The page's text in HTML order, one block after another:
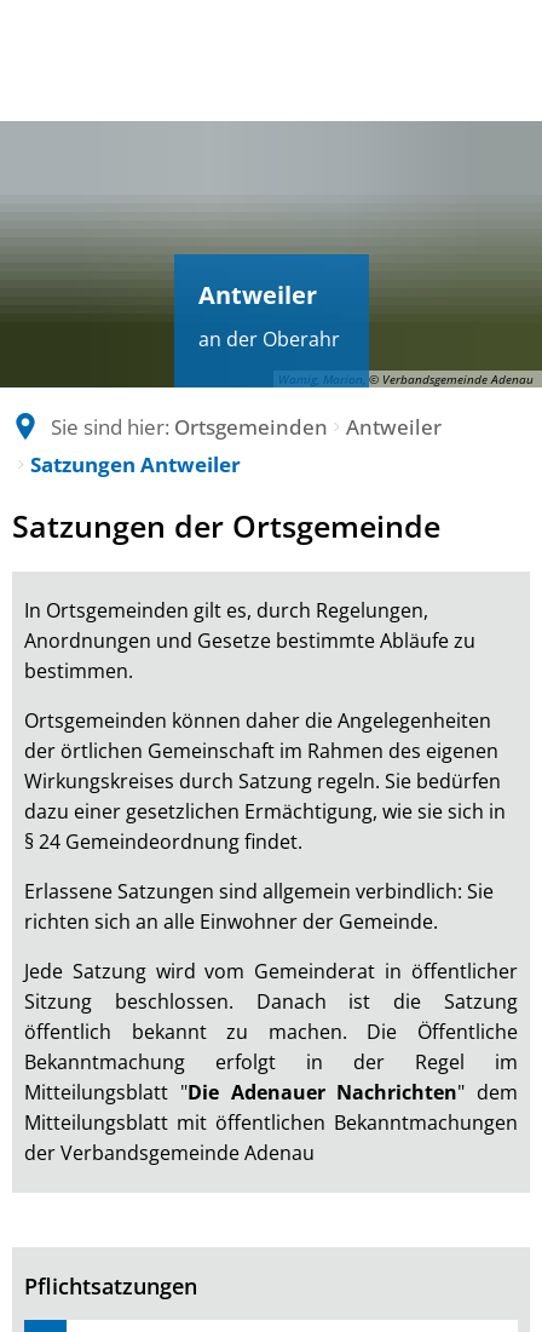
Wamig, Marion, © Verbandsgemeinde Adenau
Antweiler
an der Oberahr
Sie sind hier: Ortsgemeinden
Antweiler
Satzungen Antweiler
Satzungen
Antweiler
Satzungen der Ortsgemeinde
In Ortsgemeinden gilt es, durch Regelungen,
Anordnungen und Gesetze bestimmte Abläufe zu
bestimmen.
Ortsgemeinden können daher die Angelegenheiten
der örtlichen Gemeinschaft im Rahmen des eigenen
Wirkungskreises durch Satzung regeln. Sie bedürfen
dazu einer gesetzlichen Ermächtigung, wie sie sich in
§ 24 Gemeindeordnung findet.
Erlassene Satzungen sind allgemein verbindlich: Sie
richten sich an alle Einwohner der Gemeinde.
Jede Satzung wird vom Gemeinderat in öffentlicher
Sitzung beschlossen. Danach ist die Satzung
öffentlich bekannt zu machen. Die Öffentliche
Bekanntmachung erfolgt in der Regel im
Mitteilungsblatt "Die Adenauer Nachrichten" dem
Mitteilungsblatt mit öffentlichen Bekanntmachungen
der Verbandsgemeinde Adenau
Pflichtsatzungen